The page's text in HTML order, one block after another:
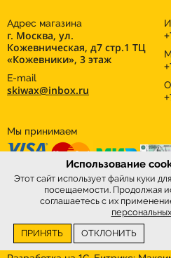
Интернет-магазинSkiWax.ru ©
Адрес магазина
г. Москва, ул.
Кожевническая, д7 стр.1 ТЦ
«Кожевники», 3 этаж
E-mail
skiwax@inbox.ru
Мы принимаем
Использование
Этот сайт использует файлы куки
посещаемости. Продолжая
соглашаетесь с их
ПРИНЯТЬ
ОТКЛОНИТЬ